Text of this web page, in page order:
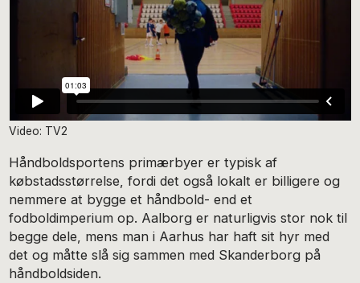
Video: TV2
Håndboldsportens primærbyer er typisk af
købstadsstørrelse, fordi det også lokalt er billigere og
nemmere at bygge et håndbold- end et
fodboldimperium op. Aalborg er naturligvis stor nok til
begge dele, mens man i Aarhus har haft sit hyr med
det og måtte slå sig sammen med Skanderborg på
håndboldsiden.